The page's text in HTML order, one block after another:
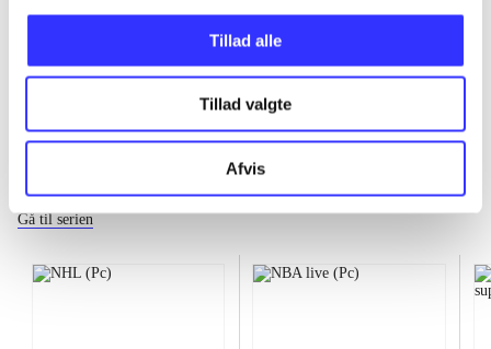
Tillad alle
Tillad valgte
Afvis
...
Gå til serien